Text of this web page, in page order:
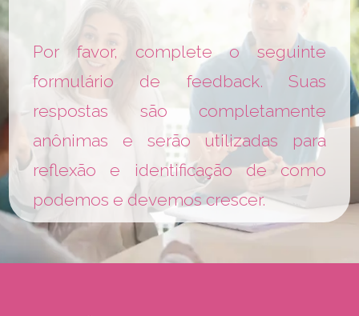
Por favor, complete o seguinte
formulário de feedback. Suas
respostas são completamente
anônimas e serão utilizadas para
reflexão e identificação de como
podemos e devemos crescer.